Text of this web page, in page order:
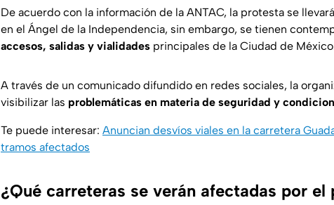
De acuerdo con la información de la ANTAC, la protesta se
en el Ángel de la Independencia, sin embargo, se tienen
accesos, salidas y vialidades principales de la Ciudad de
A través de un comunicado difundido en redes sociales, la
visibilizar las problemáticas en materia de seguridad y
Te puede interesar: Anuncian desvíos viales en la carretera
tramos afectados
¿Qué carreteras se verán afectadas por